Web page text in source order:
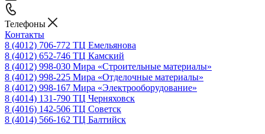
Телефоны
Контакты
8 (4012) 706-772 ТЦ Емельянова
8 (4012) 652-746 ТЦ Камский
8 (4012) 998-030 Мира «Строительные материалы»
8 (4012) 998-225 Мира «Отделочные материалы»
8 (4012) 998-167 Мира «Электрооборудование»
8 (4014) 131-790 ТЦ Черняховск
8 (4016) 142-506 ТЦ Советск
8 (4014) 566-162 ТЦ Балтийск